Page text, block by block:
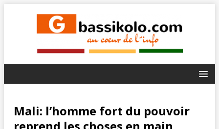
Mali: l’homme fort du pouvoir